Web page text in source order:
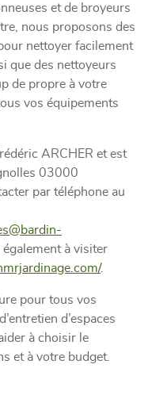
et de broyeurs
nous proposons des
nettoyer facilement
que des nettoyeurs
de propre à votre
vos équipements
ARCHER et est
03000
par téléphone au
également à visiter
.
pour tous vos
d’espaces
à choisir le
et à votre budget.